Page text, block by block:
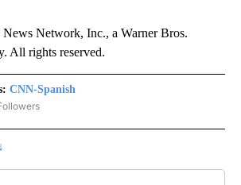
Network, Inc., a Warner Bros.
All rights reserved.
CNN-Spanish
"CNN-SPANISH" TO RECEIVE NOTIFICATIONS ABOUT